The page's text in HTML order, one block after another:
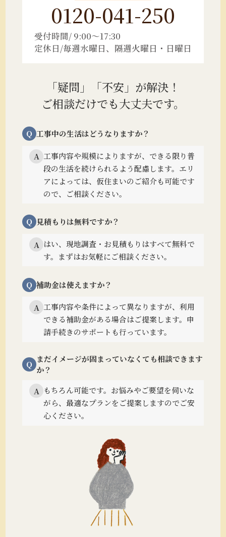
0120-041-250
受付時間/ 9:00～17:30
定休日/毎週水曜日、隔週火曜日・日曜日
「疑問」「不安」が解決！
ご相談だけでも大丈夫です。
Q 工事中の生活はどうなりますか？
A 工事内容や規模によりますが、できる限り普
段の生活を続けられるよう配慮します。 エリ
アによっては、仮住まいのご紹介も可能です
ので、ご相談ください。
Q 見積もりは無料ですか？
A はい、現地調査・お見積もりはすべて無料で
す。まずはお気軽にご相談ください。
Q 補助金は使えますか？
A 工事内容や条件によって異なりますが、利用
できる補助金がある場合はご提案します。 申
請手続きのサポートも行っています。
Q
まだイメージが固まっていなくても相談できます
か？
A もちろん可能です。 お悩みやご要望を伺いな
がら、最適なプランをご提案しますのでご安
心ください。